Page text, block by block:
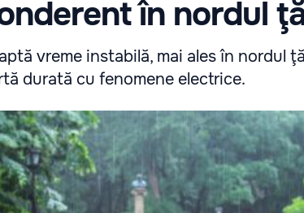
în nordul
vreme instabilă, mai ales în nordul
durată cu fenomene electrice.